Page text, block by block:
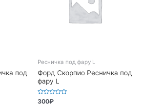
под
Ресничка под фару L
Форд Скорпио Ресничка под
фару L
Оценка
300₽